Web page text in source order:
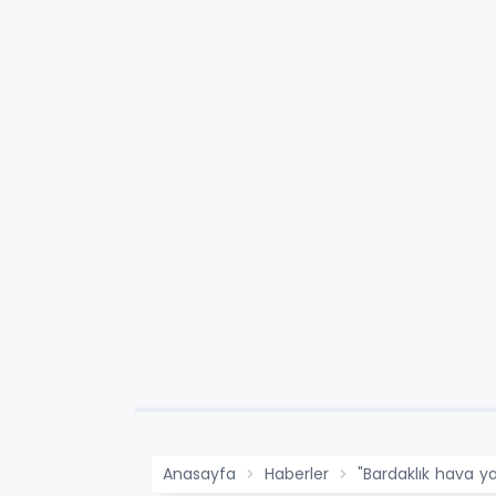
Anasayfa Haberler "Bardaklık hava